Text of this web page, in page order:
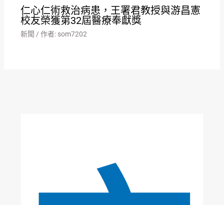
仁心仁術救治病患，王署君教授與游昌憲
校友榮獲第32屆醫療奉獻獎
新聞 / 作者: som7202